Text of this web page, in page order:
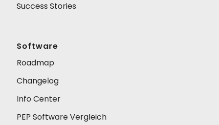
Success Stories
Software
Roadmap
Changelog
Info Center
PEP Software Vergleich